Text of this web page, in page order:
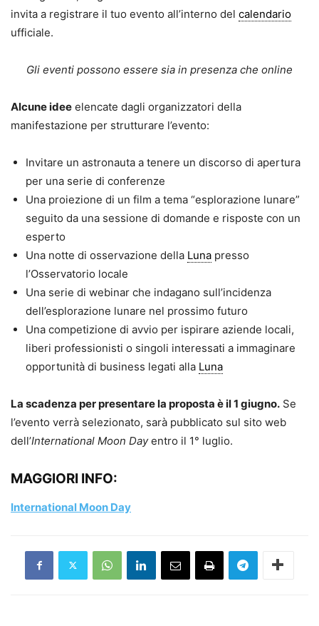
invita a registrare il tuo evento all’interno del calendario
ufficiale.
Gli eventi possono essere sia in presenza che online
Alcune idee elencate dagli organizzatori della
manifestazione per strutturare l’evento:
Invitare un astronauta a tenere un discorso di apertura
per una serie di conferenze
Una proiezione di un film a tema “esplorazione lunare”
seguito da una sessione di domande e risposte con un
esperto
Una notte di osservazione della Luna presso
l’Osservatorio locale
Una serie di webinar che indagano sull’incidenza
dell’esplorazione lunare nel prossimo futuro
Una competizione di avvio per ispirare aziende locali,
liberi professionisti o singoli interessati a immaginare
opportunità di business legati alla Luna
La scadenza per presentare la proposta è il 1 giugno. Se
l’evento verrà selezionato, sarà pubblicato sul sito web
dell’International Moon Dayentro il 1° luglio.
MAGGIORI INFO:
International Moon Day